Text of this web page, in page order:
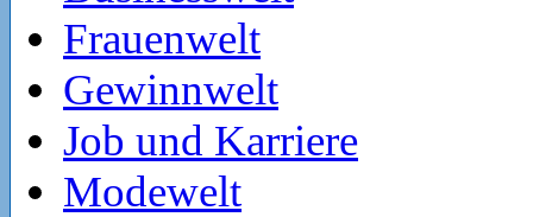
Frauenwelt
Gewinnwelt
Job und Karriere
Modewelt